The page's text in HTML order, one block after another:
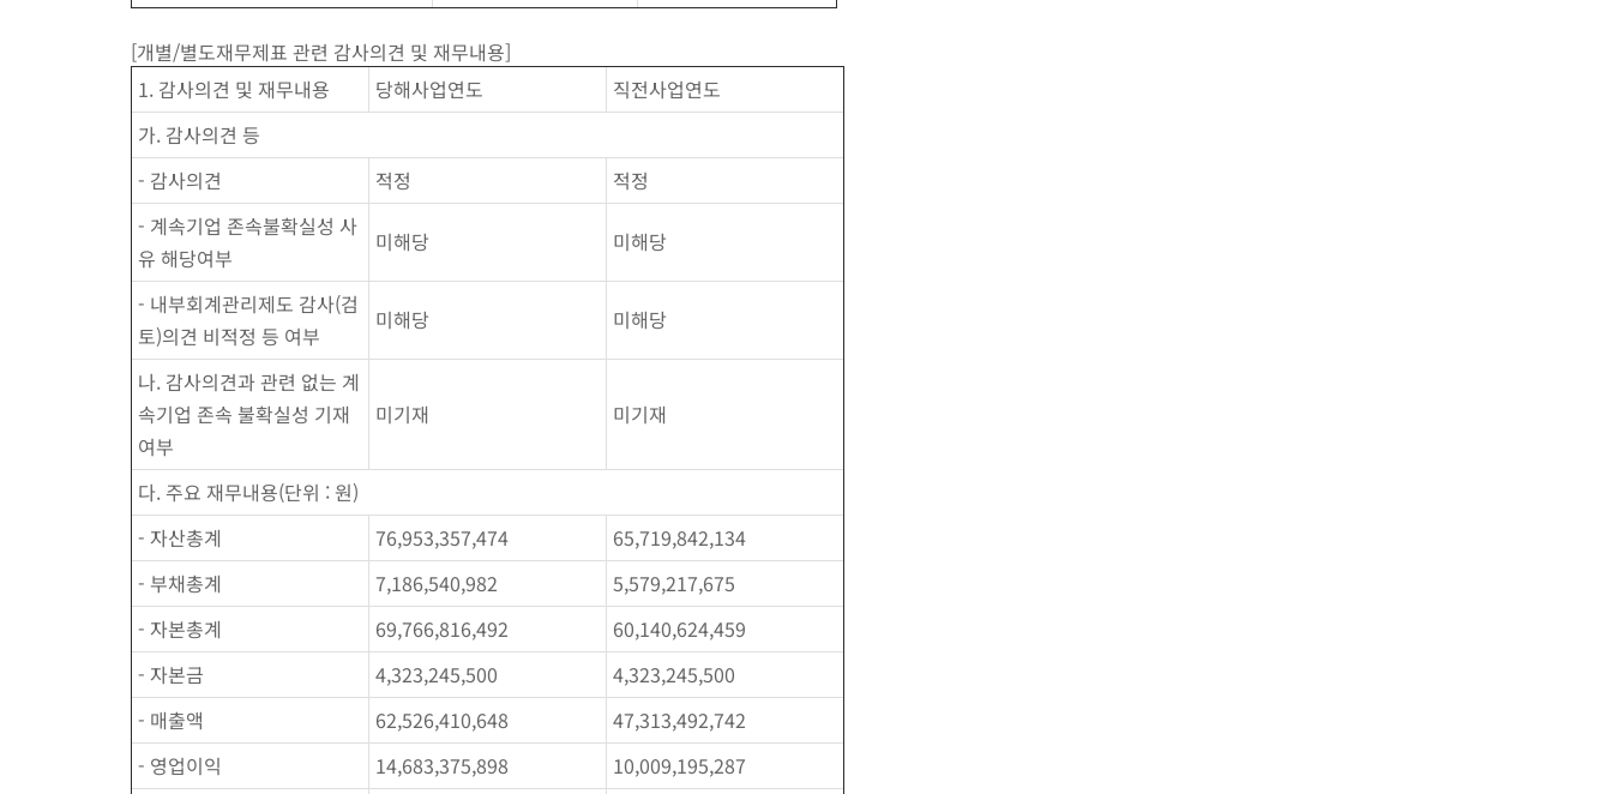
[개별/별도재무제표 관련 감사의견 및 재무내용]
1. 감사의견 및 재무내용
당해사업연도
직전사업연도
가. 감사의견 등
- 감사의견
적정
적정
- 계속기업 존속불확실성 사
유 해당여부
미해당 미해당
- 내부회계관리제도 감사(검
토)의견 비적정 등 여부
미해당 미해당
나. 감사의견과 관련 없는 계
속기업 존속 불확실성 기재
여부
미기재 미기재
다. 주요 재무내용(단위 : 원)
- 자산총계
76,953,357,474
65,719,842,134
- 부채총계
7,186,540,982
5,579,217,675
- 자본총계
69,766,816,492
60,140,624,459
- 자본금
4,323,245,500
4,323,245,500
- 매출액
62,526,410,648
47,313,492,742
- 영업이익
14,683,375,898
10,009,195,287